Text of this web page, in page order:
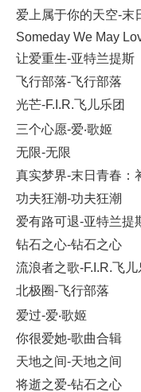
爱上属于你的天空-末
Someday We May
让爱重生-亚特兰提斯
飞行部落-飞行部落
光芒-F.I.R.飞儿乐团
三个心愿-爱‧歌姬
无限-无限
真实梦界-末日青春：
功夫狂潮-功夫狂潮
爱有路可退-亚特兰提
钻石之心-钻石之心
流浪者之歌-F.I.R.飞儿
北极圈-飞行部落
爱过-爱‧歌姬
你很爱她-歌曲合辑
天地之间-天地之间
将逝之爱-钻石之心